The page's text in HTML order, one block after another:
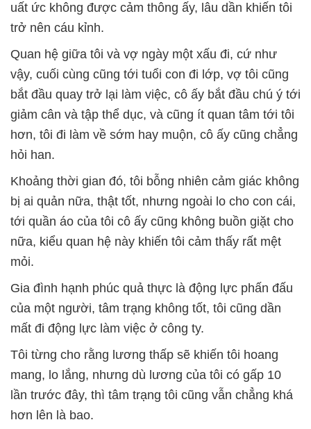
uất ức không được cảm thông ấy, lâu dần khiến tôi
trở nên cáu kỉnh.
Quan hệ giữa tôi và vợ ngày một xấu đi, cứ như
vậy, cuối cùng cũng tới tuổi con đi lớp, vợ tôi cũng
bắt đầu quay trở lại làm việc, cô ấy bắt đầu chú ý tới
giảm cân và tập thể dục, và cũng ít quan tâm tới tôi
hơn, tôi đi làm về sớm hay muộn, cô ấy cũng chẳng
hỏi han.
Khoảng thời gian đó, tôi bỗng nhiên cảm giác không
bị ai quản nữa, thật tốt, nhưng ngoài lo cho con cái,
tới quần áo của tôi cô ấy cũng không buồn giặt cho
nữa, kiểu quan hệ này khiến tôi cảm thấy rất mệt
mỏi.
Gia đình hạnh phúc quả thực là động lực phấn đấu
của một người, tâm trạng không tốt, tôi cũng dần
mất đi động lực làm việc ở công ty.
Tôi từng cho rằng lương thấp sẽ khiến tôi hoang
mang, lo lắng, nhưng dù lương của tôi có gấp 10
lần trước đây, thì tâm trạng tôi cũng vẫn chẳng khá
hơn lên là bao.